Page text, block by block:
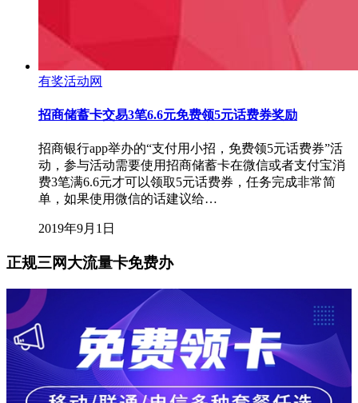
有奖活动网
招商储蓄卡交易3笔6.6元免费领5元话费券奖励
招商银行app举办的“支付用小招，免费领5元话费券”活
动，参与活动需要使用招商储蓄卡在微信或者支付宝消
费3笔满6.6元才可以领取5元话费券，任务完成非常简
单，如果使用微信的话建议给…
2019年9月1日
正规三网大流量卡免费办